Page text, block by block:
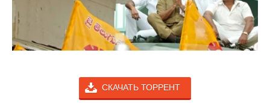
СКАЧАТЬ ТОРРЕНТ